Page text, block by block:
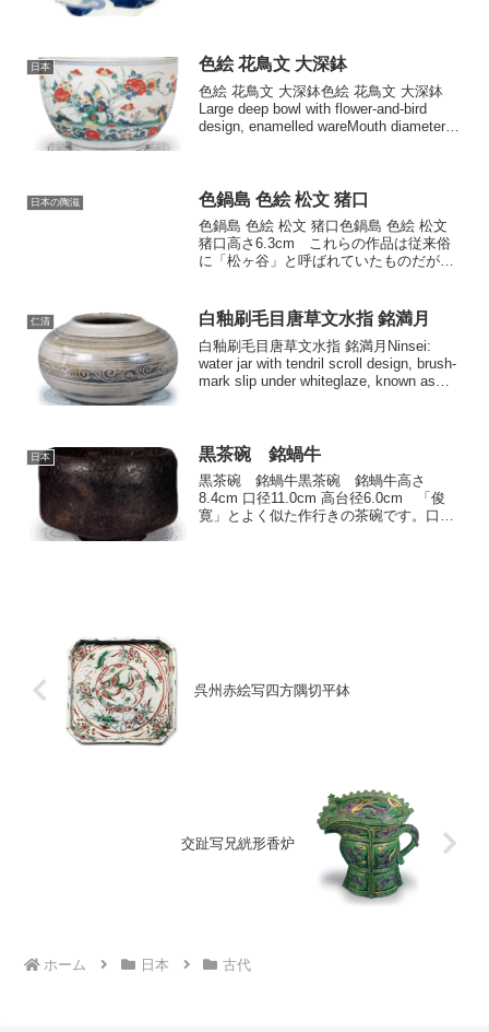
日本 色絵 花鳥文 大深鉢
色絵 花鳥文 大深鉢色絵 花鳥文 大深鉢
Large deep bowl with flower-and-bird
design, enamelled wareMouth diameter
日本の陶滋 色鍋島 色絵 松文 猪口
色鍋島 色絵 松文 猪口色鍋島 色絵 松文
猪口高さ6.3cm これらの作品は従来俗
に「松ヶ谷」と呼ばれていたものだが、
と上絵を併用してあり、交趾手風に塗溜
めにしてある...
仁清 白釉刷毛目唐草文水指 銘満月
白釉刷毛目唐草文水指 銘満月Ninsei:
water jar with tendril scroll design, brush-
mark slip under whiteglaze, known as
日本 黒茶碗 銘蝸牛
黒茶碗 銘蝸牛黒茶碗 銘蝸牛高さ
8.4cm 口径11.0cm 高台径6.0cm 「俊
寛」とよく似た作行きの茶碗です。口縁
呉州赤絵写四方隅切平鉢
交趾写兄絖形香炉
ホーム 日本 古代